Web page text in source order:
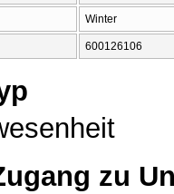
Winter
600126106
zu